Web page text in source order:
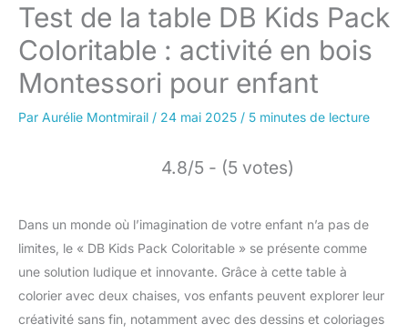
Test de la table DB Kids Pack
Coloritable : activité en bois
Montessori pour enfant
Par Aurélie Montmirail / 24 mai 2025 / 5 minutes de lecture
4.8/5 - (5 votes)
Dans un monde où l’imagination de votre enfant n’a pas de
limites, le « DB Kids Pack Coloritable » se présente comme
une solution ludique et innovante. Grâce à cette table à
colorier avec deux chaises, vos enfants peuvent explorer leur
créativité sans fin, notamment avec des dessins et coloriages